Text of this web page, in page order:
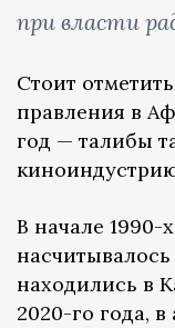
при власти
Стоит
правления в
год — талибы
В начале 1990-
находились в
2020-го года,